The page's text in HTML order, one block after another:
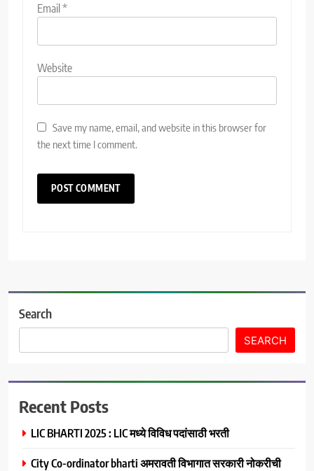
Email*
Website
Save my name, email, and website in this browser for
the next time I comment.
Search
SEARCH
Recent Posts
LIC BHARTI 2025 : LIC मध्ये विविध पदांसाठी भरती
City Co-ordinator bharti अमरावती विभागात सरकारी नोकरीची